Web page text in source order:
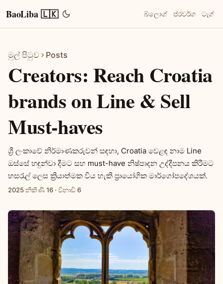
BaoLiba 🇱🇰 බ්ලොග් ප්රවර්ග ටැග්
මුල් පිටුව Posts
Creators: Reach Croatia
brands on Line & Sell
Must-haves
ශ්‍රී ලංකාවේ නිර්මාණකරුවන් සඳහා, Croatia වෙළඳ නාම Line
ඔස්සේ හඳුන්වා දීමට සහ must-have නිෂ්පාදන උද්දීපනය කිරීමට
හසරැල් ලෙස ක්‍රියාත්මක විය හැකි ප්‍රායෝගික මාර්ගෝපදේශයක්.
2025 නිකිණි 16 · විනාඩි 6